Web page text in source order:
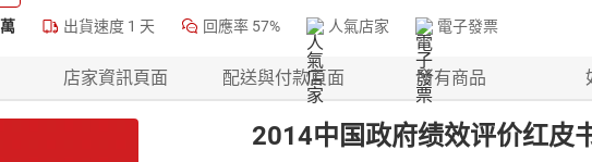
出貨速度 1 天 回應率 57% 人氣店家 電子發票
店家資訊頁面 配送與付款頁面 所有商品
2014中国政府绩效评价红皮